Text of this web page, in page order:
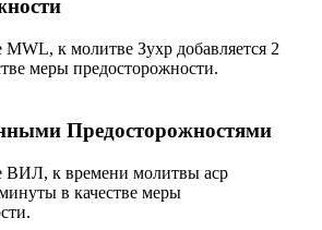
MWL, к молитве Зухр добавляется 2
меры предосторожности.
Предосторожностями
ВИЛ, к времени молитвы аср
в качестве меры